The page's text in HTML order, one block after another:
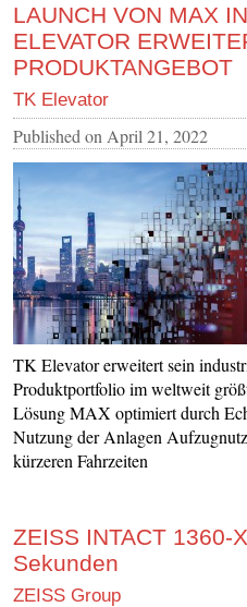
LAUNCH VON MAX
ELEVATOR
PRODUKTANGEBOT
TK Elevator
Published on April 21, 2022
TK Elevator erweitert sein
Produktportfolio im weltweit
Lösung MAX optimiert durch
Nutzung der Anlagen
kürzeren Fahrzeiten
ZEISS INTACT 1360-
Sekunden
ZEISS Group